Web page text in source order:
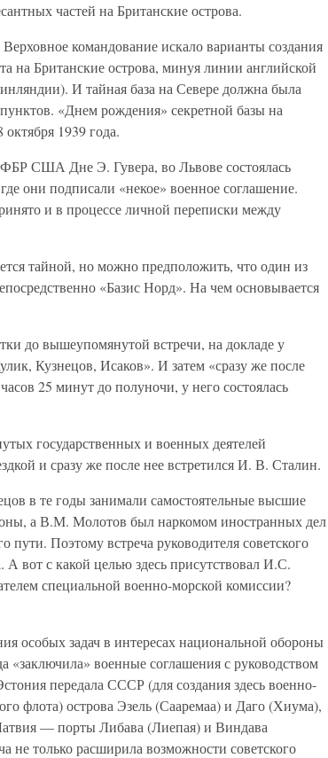
частей на Британские острова.
командование искало варианты создания
на Британские острова, минуя линии английской
И тайная база на Севере должна была
«Днем рождения» секретной базы на
1939 года.
США Дне Э. Гувера, во Львове состоялась
они подписали «некое» военное соглашение.
и в процессе личной переписки между
тайной, но можно предположить, что один из
«Базис Норд». На чем основывается
до вышеупомянутой встречи, на докладе у
Кузнецов, Исаков». И затем «сразу же после
25 минут до полуночи, у него состоялась
государственных и военных деятелей
и сразу же после нее встретился И. В. Сталин.
в те годы занимали самостоятельные высшие
а В.М. Молотов был наркомом иностранных дел
пути. Поэтому встреча руководителя советского
вот с какой целью здесь присутствовал И.С.
специальной военно-морской комиссии?
особых задач в интересах национальной обороны
военные соглашения с руководством
передала СССР (для создания здесь военно-
флота) острова Эзель (Сааремаа) и Даго (Хиума),
— порты Либава (Лиепая) и Виндава
не только расширила возможности советского